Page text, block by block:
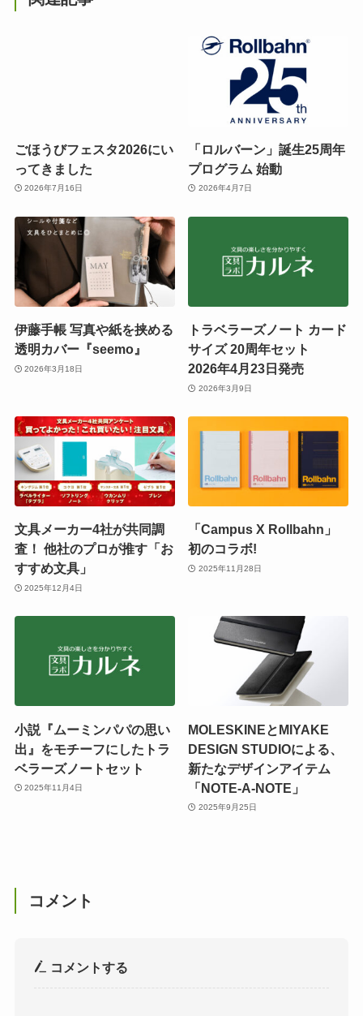
ごほうびフェスタ2026にい
ってきました
2026年7月16日
「ロルバーン」誕生25周年
プログラム 始動
2026年4月7日
伊藤手帳 写真や紙を挟める
透明カバー『seemo』
2026年3月18日
トラベラーズノート カード
サイズ 20周年セット
2026年4月23日発売
2026年3月9日
文具メーカー4社が共同調
査！ 他社のプロが推す「お
すすめ文具」
2025年12月4日
「Campus X Rollbahn」
初のコラボ!
2025年11月28日
小説『ムーミンパパの思い
出』をモチーフにしたトラ
ベラーズノートセット
2025年11月4日
MOLESKINEとMIYAKE
DESIGN STUDIOによる、
新たなデザインアイテム
「NOTE-A-NOTE」
2025年9月25日
コメント
コメントする